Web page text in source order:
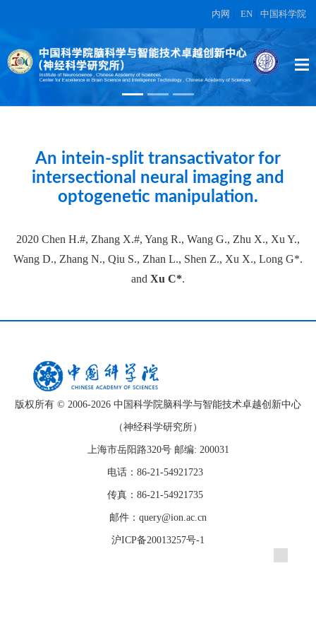
内网 EN 中国科学院
High-dimensional topographic
organization of visual features in the
primate temporal lobe.
在另外数据表中
An intein-split transactivator for
intersectional neural imaging and
optogenetic manipulation.
2020 Chen H.#, Zhang X.#, Yang R., Wang G., Zhu X., Xu Y.,
Wang D., Zhang N., Qiu S., Zhan L., Shen Z., Xu X., Long G*.
and Xu C*.
版权所有 © 2006-2026 中国科学院脑科学与智能技术卓越创新中心
（神经科学研究所）
上海市岳阳路320号 邮编: 200031
电话：86-21-54921723
传真：86-21-54921735
邮件：query@ion.ac.cn
沪ICP备20013257号-1